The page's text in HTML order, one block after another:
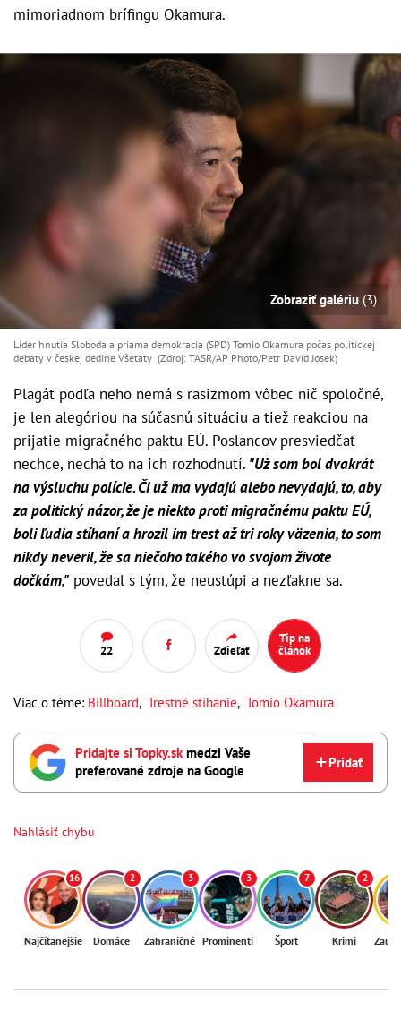
mimoriadnom brífingu Okamura.
Zobraziť galériu (3)
Líder hnutia Sloboda a priama demokracia (SPD) Tomio Okamura počas politickej
debaty v českej dedine Všetaty (Zdroj: TASR/AP Photo/Petr David Josek)
Plagát podľa neho nemá s rasizmom vôbec nič spoločné,
je len alegóriou na súčasnú situáciu a tiež reakciou na
prijatie migračného paktu EÚ. Poslancov presviedčať
nechce, nechá to na ich rozhodnutí. "Už som bol dvakrát
na výsluchu polície. Či už ma vydajú alebo nevydajú, to, aby
za politický názor, že je niekto proti migračnému paktu EÚ,
boli ľudia stíhaní a hrozil im trest až tri roky väzenia, to som
nikdy neveril, že sa niečoho takého vo svojom živote
dočkám," povedal s tým, že neustúpi a nezľakne sa.
22 Zdieľať
Tip na
článok
Viac o téme: Billboard, Trestné stíhanie, Tomio Okamura
Pridajte si Topky.skmedzi Vaše
preferované zdroje na Google
Pridať
Nahlásiť chybu
16
Najčítanejšie
2
Domáce
3
Zahraničné
3
Prominenti
7
Šport
2
Krimi